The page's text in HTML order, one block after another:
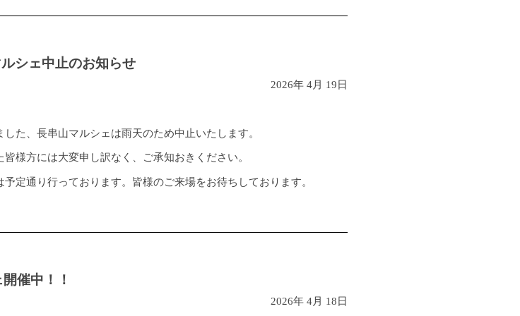
シェ中止のお知らせ
2026年 4月 19日
た、長串山マルシェは雨天のため中止いたします。
様方には大変申し訳なく、ご承知おきください。
予定通り行っております。皆様のご来場をお待ちしております。
催中！！
2026年 4月 18日